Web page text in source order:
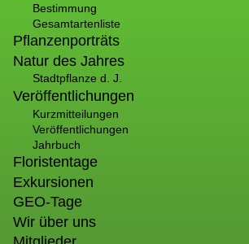
Bestimmung
Gesamtartenliste
Pflanzenporträts
Natur des Jahres
Stadtpflanze d. J.
Veröffentlichungen
Kurzmitteilungen
Veröffentlichungen
Jahrbuch
Floristentage
Exkursionen
GEO-Tage
Wir über uns